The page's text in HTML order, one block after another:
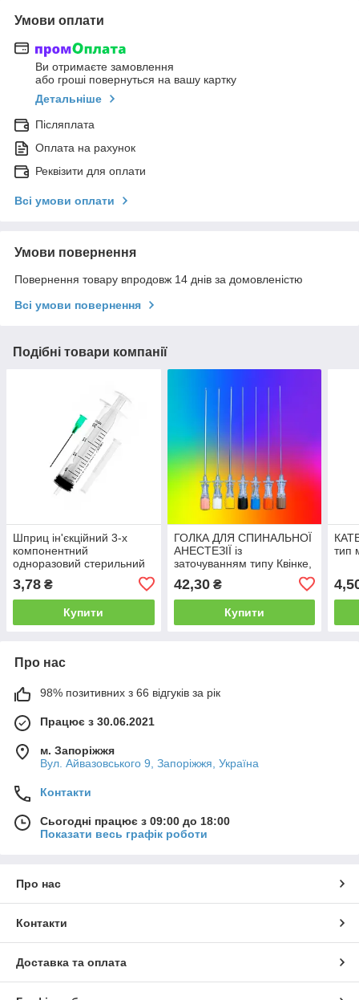
Умови оплати
Ви отримаєте замовлення
або гроші повернуться на вашу картку
Детальніше
Післяплата
Оплата на рахунок
Реквізити для оплати
Всі умови оплати
Умови повернення
Повернення товару впродовж 14 днів за домовленістю
Всі умови повернення
Подібні товари компанії
Шприц ін'єкційний 3-х
компонентний
одноразовий стерильний
"ALEXPHARM" 20 мл Luer
Slip з голкою, 21G (0,8x40
мм)
3,78 ₴
Купити
ГОЛКА ДЛЯ СПИНАЛЬНОЇ
АНЕСТЕЗІЇ із
заточуванням типу Квінке,
"ALEXFARM",23G(0.60*90мм)
42,30₴
Купити
тип
Про нас
98% позитивних з 66 відгуків за рік
Працює з 30.06.2021
м. Запоріжжя
Вул. Айвазовського 9, Запоріжжя, Україна
Контакти
Сьогодні працює з 09:00 до 18:00
Показати весь графік роботи
Про нас
Контакти
Доставка та оплата